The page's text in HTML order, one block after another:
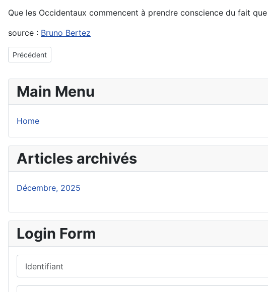
Que les Occidentaux commencent à prendre conscience du fait
source : Bruno Bertez
Article précédent : Frantz Fanon et la guerre coloniale à Gaza
Précédent
Main Menu
Home
Articles archivés
Décembre, 2025
Login Form